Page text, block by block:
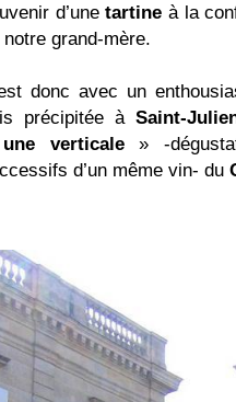
d’unetartine à la
notre grand-mère.
donc avec un
précipitée à Saint-
une verticale» -
d’un même vin- du